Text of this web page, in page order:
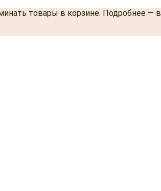
товары в корзине. Подробнее — в